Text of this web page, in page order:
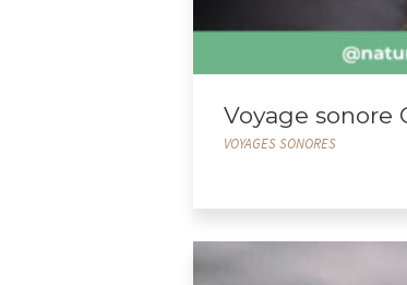
Voyage sonore
VOYAGES SONORES